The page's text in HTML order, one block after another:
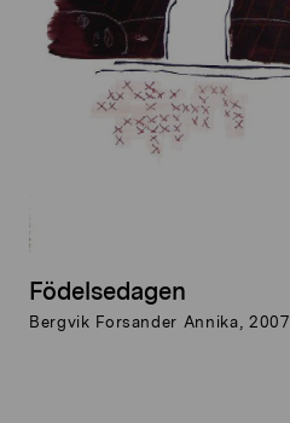
Födelsedagen
Bergvik Forsander Annika, 2007